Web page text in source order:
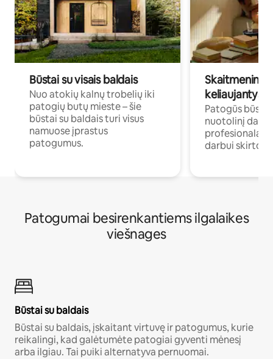
Būstai su visais baldais
Nuo atokių kalnų trobelių iki
patogių butų mieste – šie
būstai su baldais turi visus
namuose įprastus
patogumus.
keliaujantys
Patogūs
nuotolinį
darbui
Patogumai besirenkantiems ilgalaikes
viešnages
Būstai su baldais
Būstai su baldais, įskaitant virtuvę ir patogumus, kurie
reikalingi, kad galėtumėte patogiai gyventi mėnesį
arba ilgiau. Tai puiki alternatyva pernuomai.